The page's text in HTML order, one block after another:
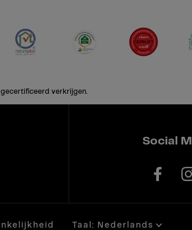
gecertificeerd verkrijgen.
Social
Taal: Nederlands